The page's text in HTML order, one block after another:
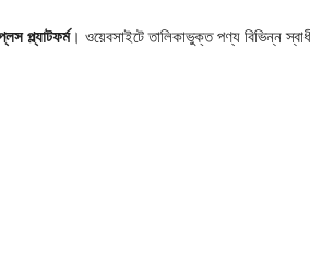
প্ল্যাটফর্ম। ওয়েবসাইটে তালিকাভুক্ত পণ্য বিভিন্ন